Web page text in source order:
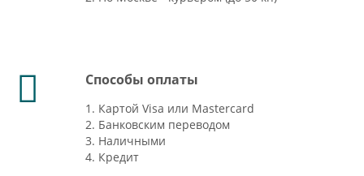
Способы оплаты
1. Картой Visa или Mastercard
2. Банковским переводом
3. Наличными
4. Кредит